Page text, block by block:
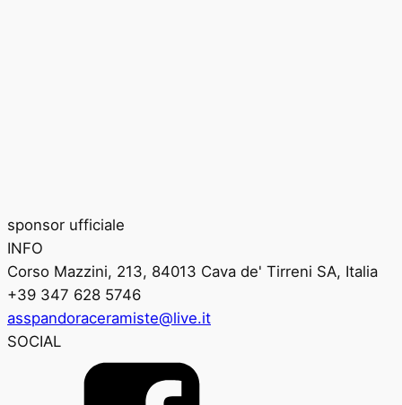
sponsor ufficiale
INFO
Corso Mazzini, 213, 84013 Cava de' Tirreni SA, Italia
+39 347 628 5746
asspandoraceramiste@live.it
SOCIAL